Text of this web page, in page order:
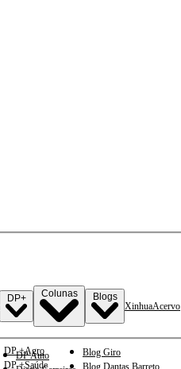
DP+
DP +Agro
DP +Saúde
Colunas
DP Auto
Blogs
Blog Giro
Blog Dantas Barreto
XinhuaAcervo